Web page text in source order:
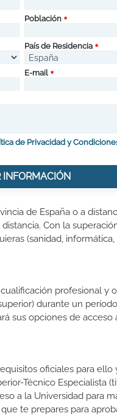
Población
País de Residencia
E-mail
de Privacidad y
INFORMACIÓN
de España o a
Con la
(sanidad, informática,
profesional y
durante un
sus opciones de acceso
oficiales para ello
Técnico Especialista
a la Universidad para
te prepares para